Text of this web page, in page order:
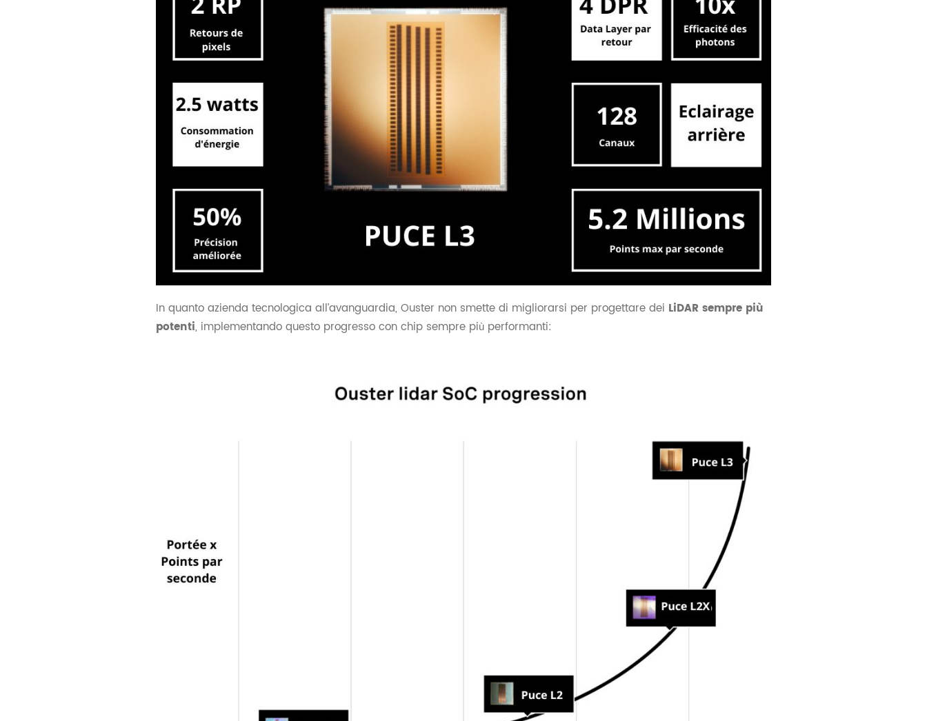
In quanto azienda tecnologica all’avanguardia, Ouster non smette di migliorarsi per progettare dei LiDAR sempre più
potenti, implementando questo progresso con chip sempre più performanti: